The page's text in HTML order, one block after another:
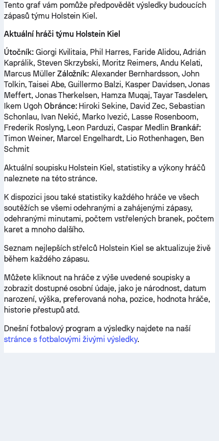
Tento graf vám pomůže předpovědět výsledky budoucích
zápasů týmu Holstein Kiel.
Aktuální hráči týmu Holstein Kiel
Útočník:Giorgi Kvilitaia, Phil Harres, Faride Alidou, Adrián
Kaprálik, Steven Skrzybski, Moritz Reimers, Andu Kelati,
Marcus Müller Záložník: Alexander Bernhardsson, John
Tolkin, Taisei Abe, Guillermo Balzi, Kasper Davidsen, Jonas
Meffert, Jonas Therkelsen, Hamza Muqaj, Tayar Tasdelen,
Ikem Ugoh Obránce:Hiroki Sekine, David Zec, Sebastian
Schonlau, Ivan Nekić, Marko Ivezić, Lasse Rosenboom,
Frederik Roslyng, Leon Parduzi, Caspar Medlin Brankář:
Timon Weiner, Marcel Engelhardt, Lio Rothenhagen, Ben
Schmit
Aktuální soupisku Holstein Kiel, statistiky a výkony hráčů
naleznete na této stránce.
K dispozici jsou také statistiky každého hráče ve všech
soutěžích se všemi odehranými a zahájenými zápasy,
odehranými minutami, počtem vstřelených branek, počtem
karet a mnoho dalšího.
Seznam nejlepších střelců Holstein Kiel se aktualizuje živě
během každého zápasu.
Můžete kliknout na hráče z výše uvedené soupisky a
zobrazit dostupné osobní údaje, jako je národnost, datum
narození, výška, preferovaná noha, pozice, hodnota hráče,
historie přestupů atd.
Dnešní fotbalový program a výsledky najdete na naší
stránce s fotbalovými živými výsledky.